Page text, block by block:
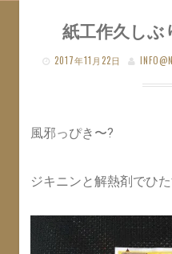
紙工作久し
2017年11月22日
風邪っぴき〜?
ジキニンと解熱剤でひ